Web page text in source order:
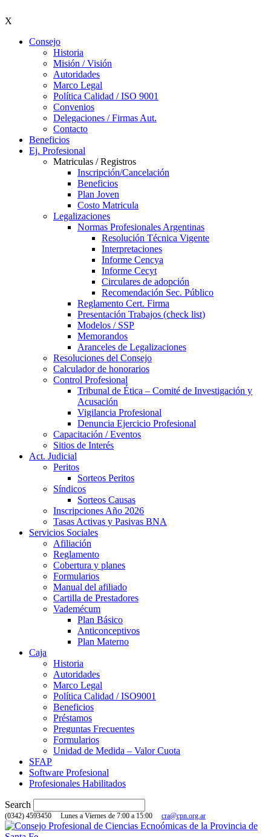
X
Consejo
Historia
Misión / Visión
Autoridades
Marco Legal
Política Calidad / ISO 9001
Convenios
Delegaciones / Firmas Aut.
Contacto
Beneficios
Ej. Profesional
Matriculas / Registros
Inscripción/Cancelación
Beneficios
Plan Joven
Costo Matricula
Legalizaciones
Normas Profesionales Argentinas
Resolución Técnica Vigente
Interpretaciones
Informe Cencya
Informe Cecyt
Circulares de adopción
Recomendación Sec. Público
Reglamento Cert. Firma
Presentación Trabajos (check list)
Modelos / SSP
Memorandos
Aranceles de Legalizaciones
Resoluciones del Consejo
Calculador de honorarios
Control Profesional
Tribunal de Ética – Comité de Investigación y
Acusación
Vigilancia Profesional
Denuncia Ejercicio Profesional
Capacitación / Eventos
Sitios de Interés
Act. Judicial
Peritos
Sorteos Peritos
Síndicos
Sorteos Causas
Inscripciones Año 2026
Tasas Activas y Pasivas BNA
Servicios Sociales
Afiliación
Reglamento
Cobertura y planes
Formularios
Manual del afiliado
Cartilla de Prestadores
Vademécum
Plan Básico
Anticonceptivos
Plan Materno
Caja
Historia
Autoridades
Marco Legal
Política Calidad / ISO9001
Beneficios
Préstamos
Preguntas Frecuentes
Formularios
Unidad de Medida – Valor Cuota
SFAP
Software Profesional
Profesionales Habilitados
Search
(0342) 4593450 Lunes a Viernes de 7:00 a 15:00 cra@cpn.org.ar